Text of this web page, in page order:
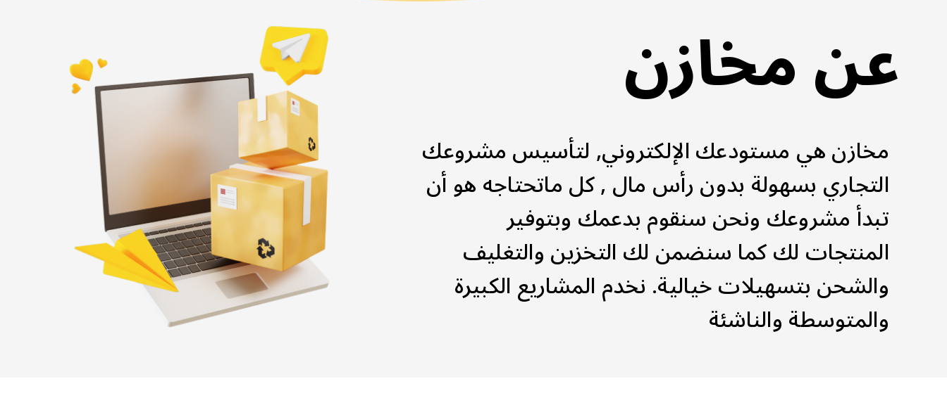
عن مخازن
مخازن هي مستودعك الإلكتروني, لتأسيس مشروعك
التجاري بسهولة بدون رأس مال , كل ماتحتاجه هو أن
تبدأ مشروعك ونحن سنقوم بدعمك وبتوفير
المنتجات لك كما سنضمن لك التخزين والتغليف
والشحن بتسهيلات خيالية. نخدم المشاريع الكبيرة
والمتوسطة والناشئة